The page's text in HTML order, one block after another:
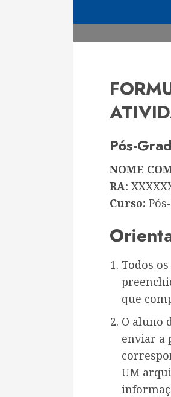
Pós-
NOME
RA:
Curso:
Todos
que
O aluno
enviar a
UM